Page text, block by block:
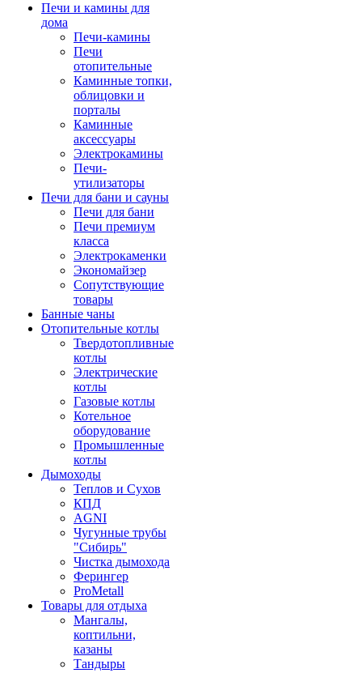
Печи и камины для
дома
Печи-камины
Печи
отопительные
Каминные топки,
облицовки и
порталы
Каминные
аксессуары
Электрокамины
Печи-
утилизаторы
Печи для бани и сауны
Печи для бани
Печи премиум
класса
Электрокаменки
Экономайзер
Сопутствующие
товары
Банные чаны
Отопительные котлы
Твердотопливные
котлы
Электрические
котлы
Газовые котлы
Котельное
оборудование
Промышленные
котлы
Дымоходы
Теплов и Сухов
КПД
AGNI
Чугунные трубы
"Сибирь"
Чистка дымохода
Ферингер
ProMetall
Товары для отдыха
Мангалы,
коптильни,
казаны
Тандыры